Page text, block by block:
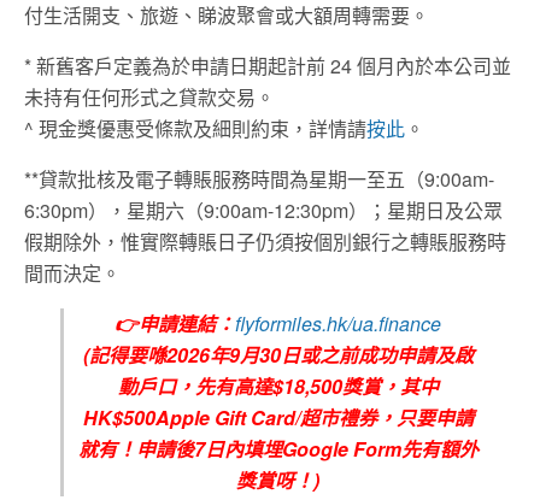
付生活開支、旅遊、睇波聚會或大額周轉需要。
* 新舊客戶定義為於申請日期起計前 24 個月內於本公司並
未持有任何形式之貸款交易。
^ 現金獎優惠受條款及細則約束，詳情請按此 。
**貸款批核及電子轉賬服務時間為星期一至五（9:00am-
6:30pm），星期六（9:00am-12:30pm）；星期日及公眾
假期除外，惟實際轉賬日子仍須按個別銀行之轉賬服務時
間而決定。
👉申請連結：flyformiles.hk/ua.finance
(記得要喺2026年9月30日或之前成功申請及啟
動戶口，先有高達$18,500獎賞，其中
HK$500Apple Gift Card/超市禮券，只要申請
就有！申請後7日內填埋Google Form先有額外
獎賞呀！)